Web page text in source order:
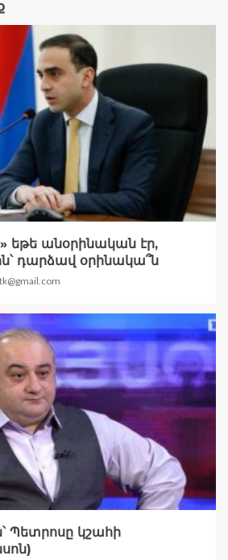
եթե անօրինական էր,
դարձավ օրինակա՞ն
Պետրոսը կշահի